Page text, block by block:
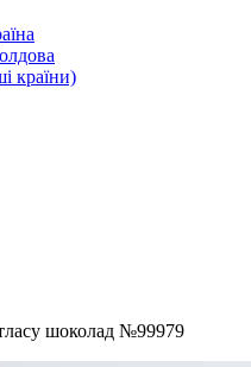
країни)
шоколад №99979